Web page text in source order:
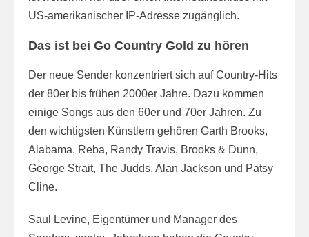
US-amerikanischer IP-Adresse zugänglich.
Das ist bei Go Country Gold zu hören
Der neue Sender konzentriert sich auf Country-Hits
der 80er bis frühen 2000er Jahre. Dazu kommen
einige Songs aus den 60er und 70er Jahren. Zu
den wichtigsten Künstlern gehören Garth Brooks,
Alabama, Reba, Randy Travis, Brooks & Dunn,
George Strait, The Judds, Alan Jackson und Patsy
Cline.
Saul Levine, Eigentümer und Manager des